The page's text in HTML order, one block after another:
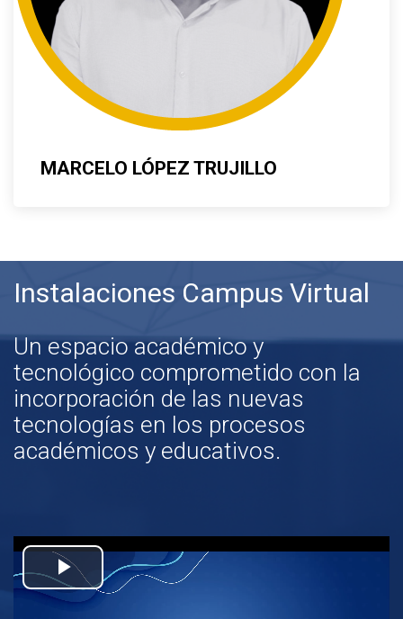
MARCELO LÓPEZ TRUJILLO
Instalaciones Campus Virtual
Un espacio académico y
tecnológico comprometido con la
incorporación de las nuevas
tecnologías en los procesos
académicos y educativos.
Reproducir